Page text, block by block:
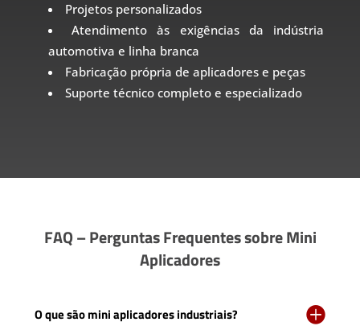
Projetos personalizados
Atendimento às exigências da indústria
automotiva e linha branca
Fabricação própria de aplicadores e peças
Suporte técnico completo e especializado
FAQ – Perguntas Frequentes sobre Mini
Aplicadores
O que são mini aplicadores industriais? 